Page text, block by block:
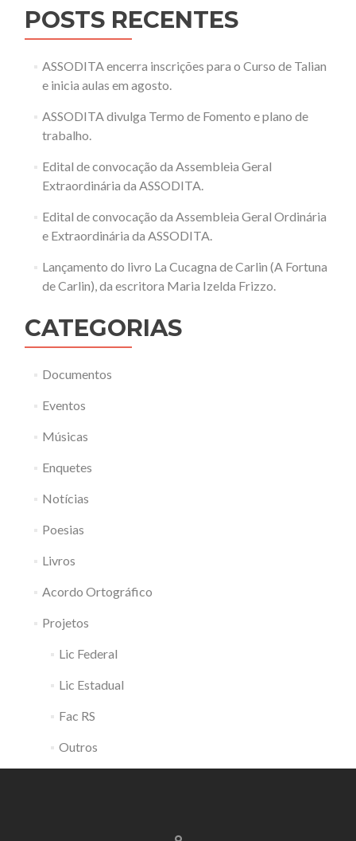
POSTS RECENTES
ASSODITA encerra inscrições para o Curso de Talian
e inicia aulas em agosto.
ASSODITA divulga Termo de Fomento e plano de
trabalho.
Edital de convocação da Assembleia Geral
Extraordinária da ASSODITA.
Edital de convocação da Assembleia Geral Ordinária
e Extraordinária da ASSODITA.
Lançamento do livro La Cucagna de Carlin (A Fortuna
de Carlin), da escritora Maria Izelda Frizzo.
CATEGORIAS
Documentos
Eventos
Músicas
Enquetes
Notícias
Poesias
Livros
Acordo Ortográfico
Projetos
Lic Federal
Lic Estadual
Fac RS
Outros